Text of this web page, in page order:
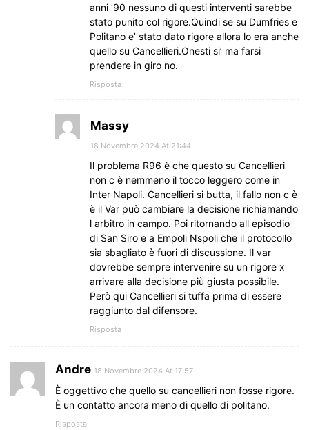
anni ’90 nessuno di questi interventi sarebbe
stato punito col rigore.Quindi se su Dumfries e
Politano e’ stato dato rigore allora lo era anche
quello su Cancellieri.Onesti si’ ma farsi
prendere in giro no.
Risposta
Massy
18 Novembre 2024 At 21:44
Il problema R96 è che questo su Cancellieri
non c è nemmeno il tocco leggero come in
Inter Napoli. Cancellieri si butta, il fallo non c è
è il Var può cambiare la decisione richiamando
l arbitro in campo. Poi ritornando all episodio
di San Siro e a Empoli Nspoli che il protocollo
sia sbagliato è fuori di discussione. Il var
dovrebbe sempre intervenire su un rigore x
arrivare alla decisione più giusta possibile.
Però qui Cancellieri si tuffa prima di essere
raggiunto dal difensore.
Risposta
Andre 18 Novembre 2024 At 17:57
È oggettivo che quello su cancellieri non fosse rigore.
È un contatto ancora meno di quello di politano.
Risposta